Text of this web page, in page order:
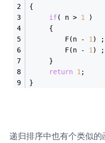
{
if( n > 1
)
	 {
	     F(n -
1 ) ;
	     F(n -
1 ) ;
	 }
return 1 ;
}
递归排序中也有个类似